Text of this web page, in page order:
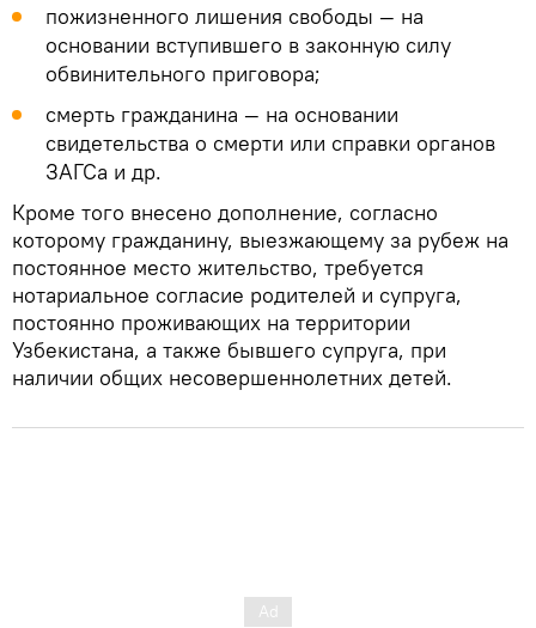
пожизненного лишения свободы — на
основании вступившего в законную силу
обвинительного приговора;
смерть гражданина — на основании
свидетельства о смерти или справки органов
ЗАГСа и др.
Кроме того внесено дополнение, согласно
которому гражданину, выезжающему за рубеж на
постоянное место жительство, требуется
нотариальное согласие родителей и супруга,
постоянно проживающих на территории
Узбекистана, а также бывшего супруга, при
наличии общих несовершеннолетних детей.